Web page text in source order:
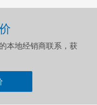
本地经销商联系，获